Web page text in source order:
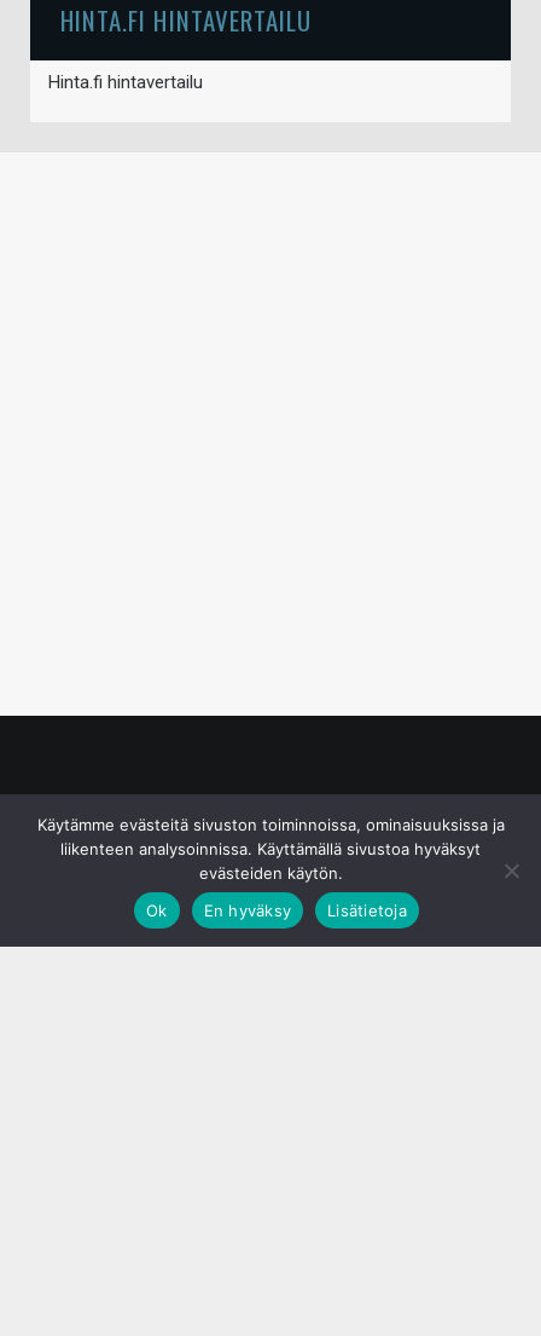
HINTA.FI HINTAVERTAILU
Hinta.fi hintavertailu
Käytämme evästeitä sivuston toiminnoissa, ominaisuuksissa ja
liikenteen analysoinnissa. Käyttämällä sivustoa hyväksyt
evästeiden käytön.
Ok
En hyväksy Lisätietoja